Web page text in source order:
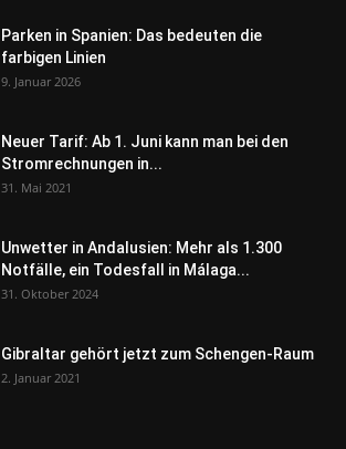
Parken in Spanien: Das bedeuten die
farbigen Linien
9. Januar 2026
Neuer Tarif: Ab 1. Juni kann man bei den
Stromrechnungen in...
31. Mai 2021
Unwetter in Andalusien: Mehr als 1.300
Notfälle, ein Todesfall in Málaga...
31. Oktober 2024
Gibraltar gehört jetzt zum Schengen-Raum
2. Januar 2021